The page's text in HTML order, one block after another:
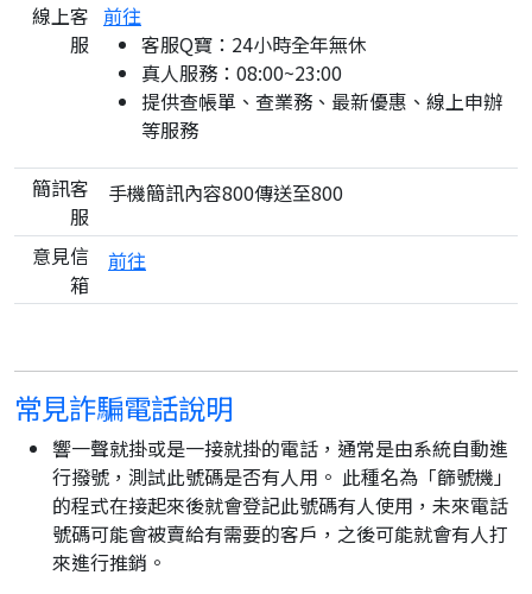
線上客
服
前往
客服Q寶：24小時全年無休
真人服務：08:00~23:00
提供查帳單、查業務、最新優惠、線上申辦
等服務
簡訊客
服
手機簡訊內容800傳送至800
意見信
箱
前往
常見詐騙電話說明
響一聲就掛或是一接就掛的電話，通常是由系統自動進
行撥號，測試此號碼是否有人用。 此種名為「篩號機」
的程式在接起來後就會登記此號碼有人使用，未來電話
號碼可能會被賣給有需要的客戶，之後可能就會有人打
來進行推銷。